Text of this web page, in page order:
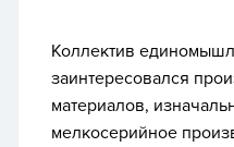
Коллектив
заинтересовался
материалов,
мелкосерийное